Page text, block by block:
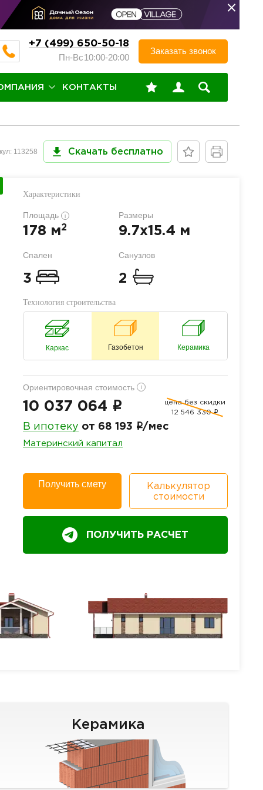
+7 (499) 650-50-18
Пн-Вс10:00-20:00
Заказать звонок
КОНТАКТЫ
113258 Скачать бесплатно
Характеристики
Площадь i
178 м2
Размеры
9.7x15.4 м
Спален
3
Санузлов
2
Технология строительства
Каркас Газобетон Керамика
Ориентировочная стоимость i
10 037 064 i
цена без скидки
12 546 330 i
В ипотеку от 68 193 i/мес
Материнский капитал
Получить смету
Калькулятор
стоимости
ПОЛУЧИТЬ РАСЧЕТ
Керамика